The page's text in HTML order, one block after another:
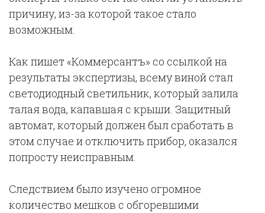
причину, из-за которой такое стало
возможным.
Как пишет «Коммерсантъ» со ссылкой на
результаты экспертизы, всему виной стал
светодиодный светильник, который залила
талая вода, капавшая с крыши. Защитный
автомат, который должен был сработать в
этом случае и отключить прибор, оказался
попросту неисправным.
Следствием было изучено огромное
количество мешков с обгоревшими